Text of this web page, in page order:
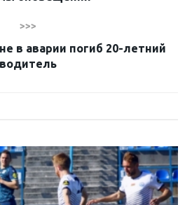
>>>
в аварии погиб 20-летний
водитель